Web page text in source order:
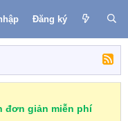
Đăng ký
đơn giản miễn phí